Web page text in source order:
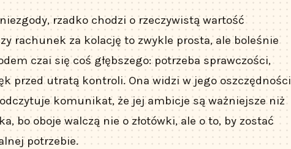
rzadko chodzi o rzeczywistą wartość
rachunek za kolację to zwykle prosta, ale boleśnie
czai się coś głębszego: potrzeba sprawczości,
przed utratą kontroli. Ona widzi w jego oszczędności
komunikat, że jej ambicje są ważniejsze niż
bo oboje walczą nie o złotówki, ale o to, by zostać
potrzebie.